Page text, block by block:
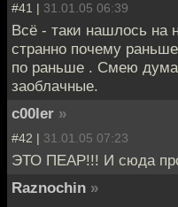
#41 | 31.01.05 06:39
Всё - таки нашлось на
странно почему
по раньше . Смею
заоблачные.
c00ler »
#42 | 31.01.05 07:23
ЭТО ПЕАР!!! И сюда
Raznochin »